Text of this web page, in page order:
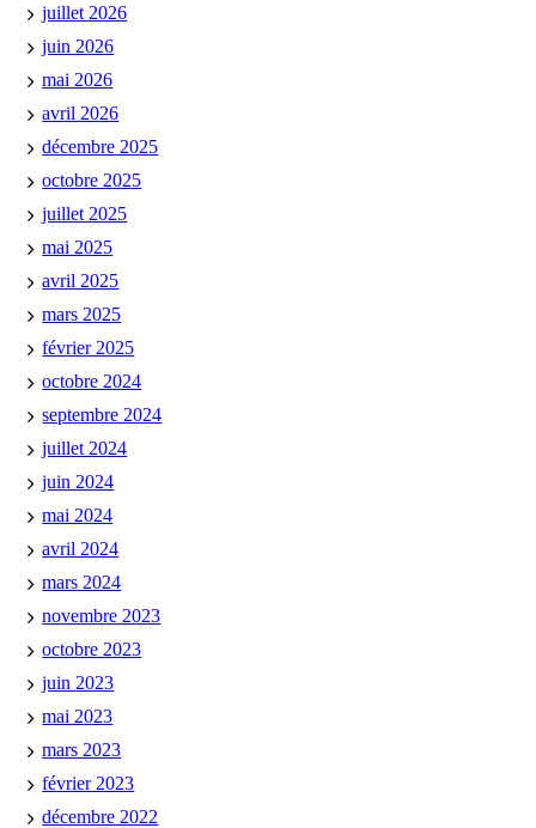
juillet 2026
juin 2026
mai 2026
avril 2026
décembre 2025
octobre 2025
juillet 2025
mai 2025
avril 2025
mars 2025
février 2025
octobre 2024
septembre 2024
juillet 2024
juin 2024
mai 2024
avril 2024
mars 2024
novembre 2023
octobre 2023
juin 2023
mai 2023
mars 2023
février 2023
décembre 2022